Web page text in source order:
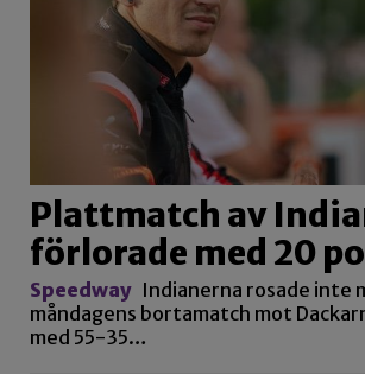
Plattmatch av
förlorade med 20
Speedway Indianerna rosade inte
måndagens bortamatch mot
med 55-35…